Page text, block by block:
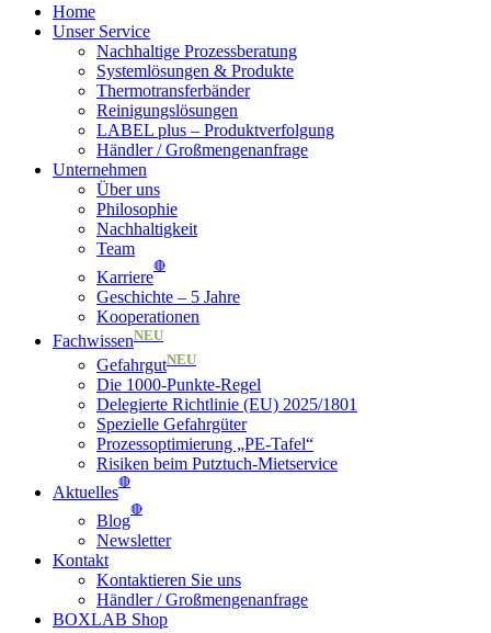
Home
Unser Service
Nachhaltige Prozessberatung
Systemlösungen & Produkte
Thermotransferbänder
Reinigungslösungen
LABEL plus – Produktverfolgung
Händler / Großmengenanfrage
Unternehmen
Über uns
Philosophie
Nachhaltigkeit
Team
Karriere
🔴
Geschichte – 5 Jahre
Kooperationen
FachwissenNEU
GefahrgutNEU
Die 1000-Punkte-Regel
Delegierte Richtlinie (EU) 2025/1801
Spezielle Gefahrgüter
Prozessoptimierung „PE-Tafel“
Risiken beim Putztuch-Mietservice
Aktuelles
🔴
Blog
🔴
Newsletter
Kontakt
Kontaktieren Sie uns
Händler / Großmengenanfrage
BOXLAB Shop